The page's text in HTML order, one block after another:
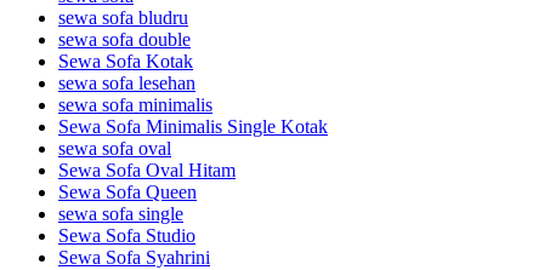
sewa sofa bludru
sewa sofa double
Sewa Sofa Kotak
sewa sofa lesehan
sewa sofa minimalis
Sewa Sofa Minimalis Single Kotak
sewa sofa oval
Sewa Sofa Oval Hitam
Sewa Sofa Queen
sewa sofa single
Sewa Sofa Studio
Sewa Sofa Syahrini